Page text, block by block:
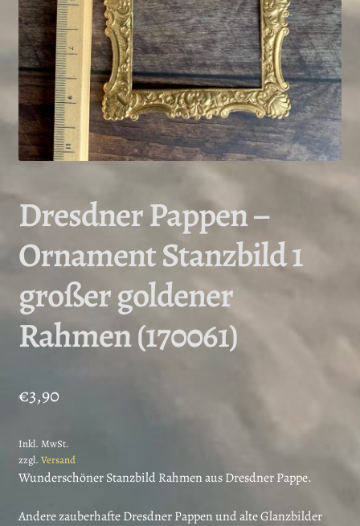
Dresdner Pappen –
Ornament Stanzbild 1
großer goldener
Rahmen (170061)
€3,90
Inkl. MwSt.
zzgl. Versand
Wunderschöner Stanzbild Rahmen aus Dresdner Pappe.
Andere zauberhafte Dresdner Pappen und alte Glanzbilder